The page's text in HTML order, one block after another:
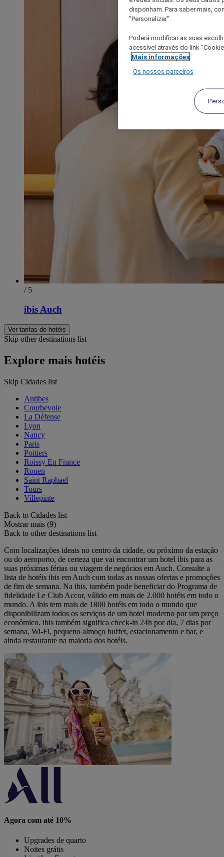
/ 5
ibis Auch
Ver tarifas de hotéis
Skip other destinations list
Explore mais hotéis
Skip Cidades list
Antibes
Courbevoie
La Défense
Lyon
Nancy
Paris
Poitiers
Roissy En France
Rouen
Saint Raphael
Tours
Villepinte
Back to Cidades list
Mostrar mais (9)
Back to other destinations list
Com localizações ideais no centro da cidade, ou próximo da estação
ou do aeroporto, de certeza que vai encontrar um hotel ibis para as
suas próximas férias ou viagem de negócios em Auch. Consulte a
lista de hotéis ibis em Auch com todas as nossas ofertas e promoções
de fim de semana. Na ibis, também pode beneficiar do Programa de
fidelidade Le Club Accor, válido em mais de 2.000 hotéis em todo o
mundo. A ibis tem mais de 1800 hotéis em todo o mundo que
disponibilizam todos os serviços de um hotel moderno por um preço
económico. ibis também significa check-in 24h por dia, 7 dias por
semana, Wi-Fi, pequeno almoço buffet, estacionamento e bar, e
ainda restaurante na maioria dos hotéis.
Agora com até 10%
Upgrades de quarto
Noites grátis
disponham. Para saber mais,
"Personalizar".
Poderá modificar as suas
acessível através do link
Mais informações
Os nossos parceiros